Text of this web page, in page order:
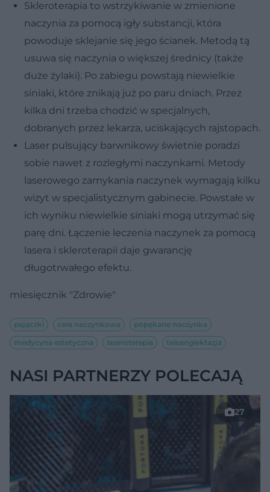
Skleroterapia to wstrzykiwanie w zmienione
naczynia za pomocą igły substancji, która
powoduje sklejanie się jego ścianek. Metodą tą
usuwa się naczynia o większej średnicy (także
duże żylaki). Po zabiegu powstają niewielkie
siniaki, które znikają już po paru dniach. Przez
kilka dni trzeba chodzić w specjalnych,
dobranych przez lekarza, uciskających rajstopach.
Laser pulsujący barwnikowy świetnie poradzi
sobie nawet z rozległymi naczynkami. Metody
laserowego zamykania naczynek wymagają kilku
wizyt w specjalistycznym gabinecie. Powstałe w
ich wyniku niewielkie siniaki mogą utrzymać się
parę dni. Łączenie leczenia naczynek za pomocą
lasera i skleroterapii daje gwarancję
długotrwałego efektu.
miesięcznik "Zdrowie"
pajączki cera naczynkowa
popękane naczynka
medycyna estetyczna
laseroterapia teleangiektazja
NASI PARTNERZY POLECAJĄ
27